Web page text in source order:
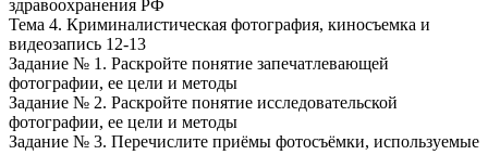
здравоохранения РФ
Тема 4. Криминалистическая фотография, киносъемка и
видеозапись 12-13
Задание № 1. Раскройте понятие запечатлевающей
фотографии, ее цели и методы
Задание № 2. Раскройте понятие исследовательской
фотографии, ее цели и методы
Задание № 3. Перечислите приёмы фотосъёмки, используемые